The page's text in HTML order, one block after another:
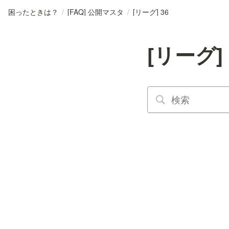
困ったときは？ / [FAQ] 公開マスタ / [リーグ] 36
[リーグ]